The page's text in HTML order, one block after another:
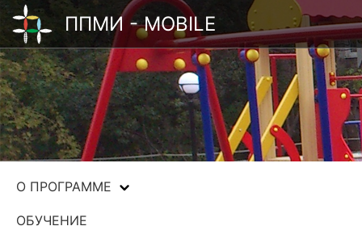
ППМИ - MOBILE
О ПРОГРАММЕ
ОБУЧЕНИЕ